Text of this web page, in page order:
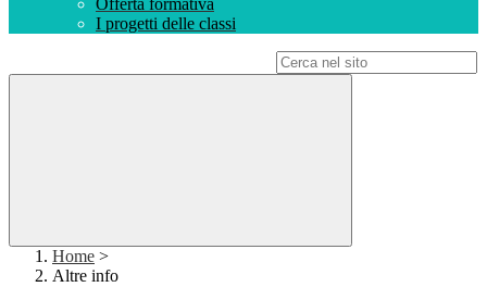
Offerta formativa
I progetti delle classi
Home >
Altre info